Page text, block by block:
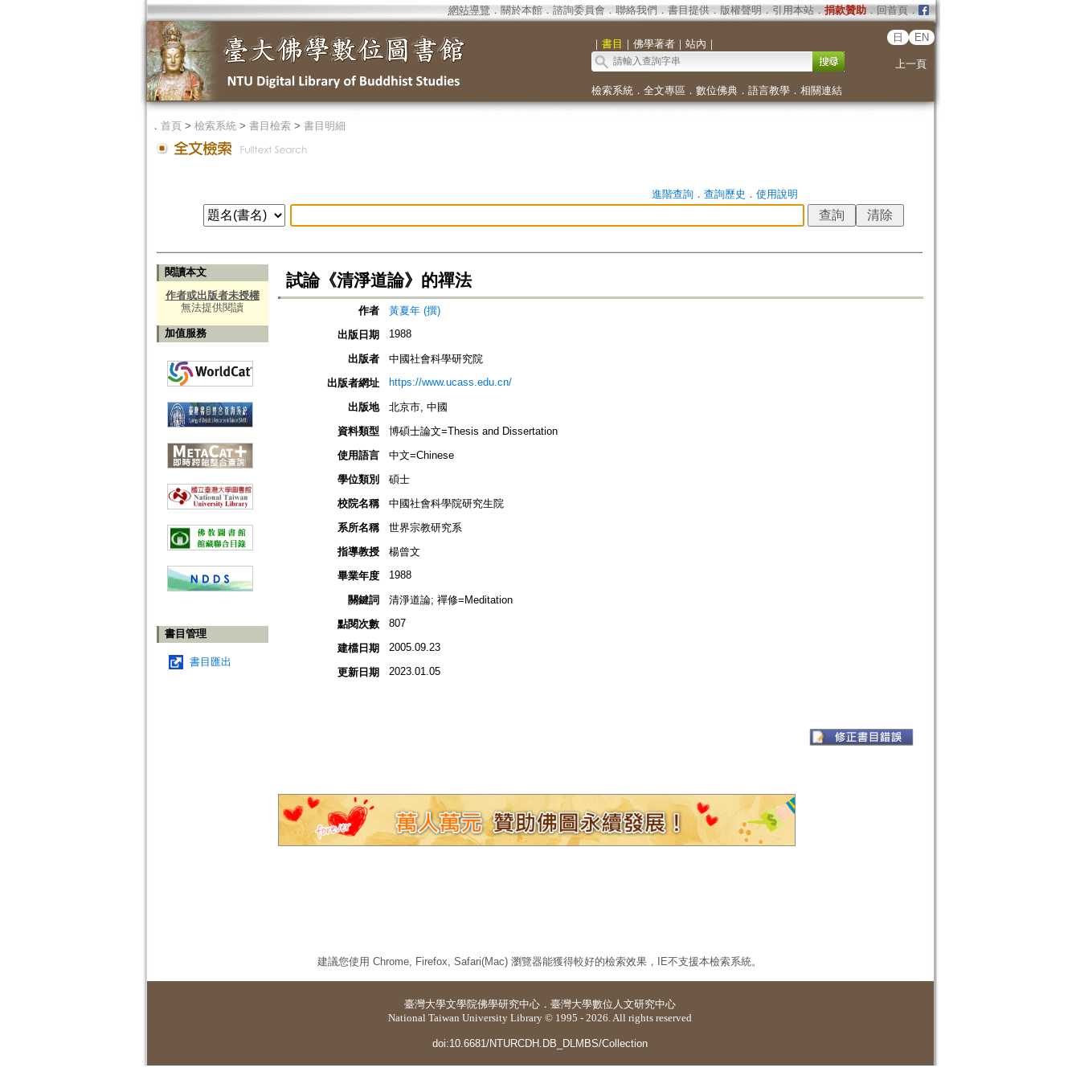
網站導覽 ． 關於本館． 諮詢委員會． 聯絡我們 ． 書目提供． 版權聲明 ． 引用本站． 捐款贊助．回首頁．
｜ 書目 ｜ 佛學著者｜ 站內 ｜
日 EN
上一頁
檢索系統． 全文專區 ． 數位佛典． 語言教學． 相關連結
． 首頁> 檢索系統> 書目檢索> 書目明細
進階查詢． 查詢歷史 ． 使用說明
閱讀本文
作者或出版者未授權
無法提供閱讀
加值服務
書目管理
書目匯出
試論《清淨道論》的禪法
作者
黃夏年 (撰)
出版日期
1988
出版者
中國社會科學研究院
出版者網址
https://www.ucass.edu.cn/
出版地
北京市, 中國
資料類型
博碩士論文=Thesis and Dissertation
使用語言
中文=Chinese
學位類別
碩士
校院名稱
中國社會科學院研究生院
系所名稱
世界宗教研究系
指導教授
楊曾文
畢業年度
1988
關鍵詞
清淨道論; 禪修=Meditation
點閱次數
807
建檔日期 2005.09.23
更新日期 2023.01.05
建議您使用 Chrome, Firefox, Safari(Mac) 瀏覽器能獲得較好的檢索效果，IE不支援本檢索系統。
臺灣大學文學院佛學研究中心 ． 臺灣大學數位人文研究中心
National Taiwan University Library © 1995 - 2026. All rights reserved
doi:10.6681/NTURCDH.DB_DLMBS/Collection